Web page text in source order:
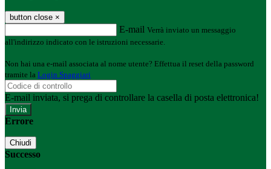
button close ×
E-mail Verrà inviato un messaggio
all'indirizzo indicato con le istruzioni necessarie.
Non hai una e-mail associata al nome utente? Effettua il reset della password
tramite la Login Spaggiari
E-mail inviata, si prega di controllare la casella di posta elettronica!
Errore
Chiudi
Successo